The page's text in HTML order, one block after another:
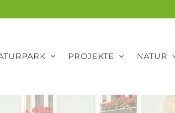
PROJEKTE NATUR